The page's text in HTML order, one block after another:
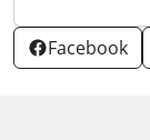
Facebook